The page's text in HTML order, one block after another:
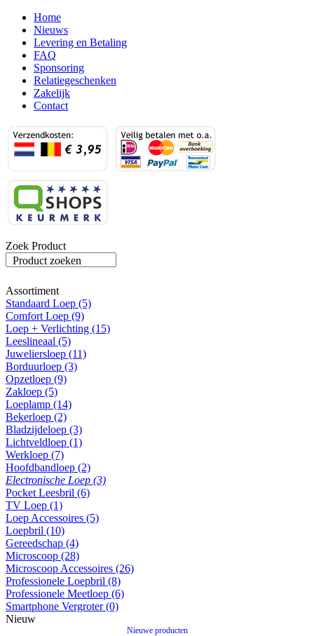
Home
Nieuws
Levering en Betaling
FAQ
Sponsoring
Relatiegeschenken
Zakelijk
Contact
Zoek Product
Product zoeken
Assortiment
Standaard Loep (5)
Comfort Loep (9)
Loep + Verlichting (15)
Leeslineaal (5)
Juweliersloep (11)
Borduurloep (3)
Opzetloep (9)
Zakloep (5)
Loeplamp (14)
Bekerloep (2)
Bladzijdeloep (3)
Lichtveldloep (1)
Werkloep (7)
Hoofdbandloep (2)
Electronische Loep (3)
Pocket Leesbril (6)
TV Loep (1)
Loep Accessoires (5)
Loepbril (10)
Gereedschap (4)
Microscoop (28)
Microscoop Accessoires (26)
Professionele Loepbril (8)
Professionele Meetloep (6)
Smartphone Vergroter (0)
Nieuw
Nieuwe producten